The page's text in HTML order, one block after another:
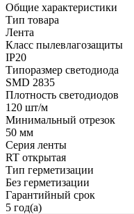
Общие характеристики
Тип товара
Лента
Класс пылевлагозащиты
IP20
Типоразмер светодиода
SMD 2835
Плотность светодиодов
120 шт/м
Минимальный отрезок
50 мм
Серия ленты
RT открытая
Тип герметизации
Без герметизации
Гарантийный срок
5 год(а)